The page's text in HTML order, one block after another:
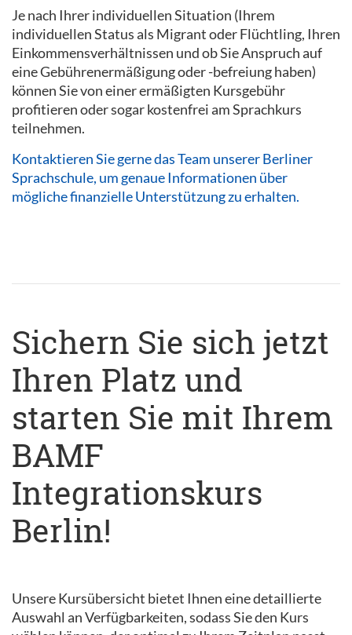
Je nach Ihrer individuellen Situation (Ihrem
individuellen Status als Migrant oder Flüchtling, Ihren
Einkommensverhältnissen und ob Sie Anspruch auf
eine Gebührenermäßigung oder -befreiung haben)
können Sie von einer ermäßigten Kursgebühr
profitieren oder sogar kostenfrei am Sprachkurs
teilnehmen.
Kontaktieren Sie gerne das Team unserer Berliner
Sprachschule, um genaue Informationen über
mögliche finanzielle Unterstützung zu erhalten.
Sichern Sie sich jetzt
Ihren Platz und
starten Sie mit Ihrem
BAMF
Integrationskurs
Berlin!
Unsere Kursübersicht bietet Ihnen eine detaillierte
Auswahl an Verfügbarkeiten, sodass Sie den Kurs